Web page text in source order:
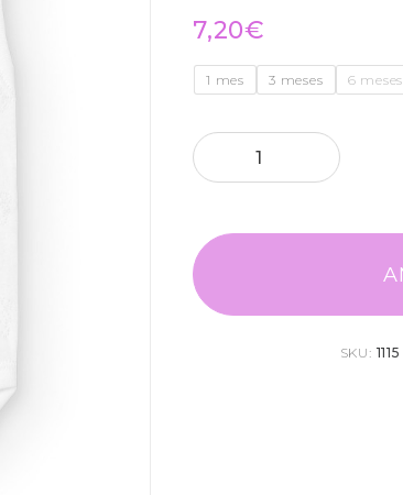
7,20€
1 mes 3 meses 6 meses
SKU: 1115